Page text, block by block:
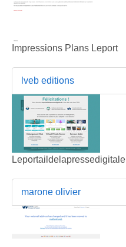
Impressions Plans Leport
lveb editions
Leportaildelapressedigitale
marone olivier